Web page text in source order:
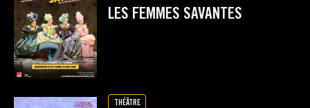
LES FEMMES SAVANTES
THÉÂTRE